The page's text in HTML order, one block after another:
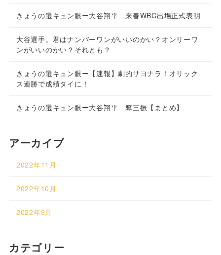
きょうの選キュン眼ー大谷翔平 来春WBC出場正式表明
大谷選手。君はナンバーワンがいいのかい？オンリーワ
ンがいいのかい？それとも？
きょうの選キュン眼ー【速報】劇的サヨナラ！オリック
ス連勝で成績タイに！
きょうの選キュン眼ー大谷翔平 奪三振【まとめ】
アーカイブ
2022年11月
2022年10月
2022年9月
カテゴリー